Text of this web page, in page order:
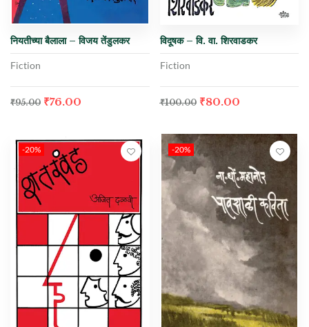
नियतीच्या बैलाला – विजय तेंडुलकर
Fiction
₹95.00 ₹76.00
विदूषक – वि. वा. शिरवाडकर
Fiction
₹100.00 ₹80.00
-20% -20%